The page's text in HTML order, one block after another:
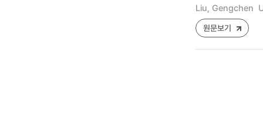
Liu, Gengchen
원문보기